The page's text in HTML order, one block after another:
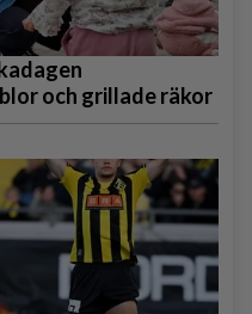
och grillade räkor